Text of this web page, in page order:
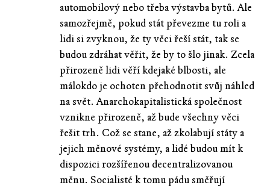
automobilový nebo třeba výstavba bytů. Ale
samozřejmě, pokud stát převezme tu roli a
lidi si zvyknou, že ty věci řeší stát, tak se
budou zdráhat věřit, že by to šlo jinak. Zcela
přirozeně lidi věří kdejaké blbosti, ale
málokdo je ochoten přehodnotit svůj náhled
na svět. Anarchokapitalistická společnost
vznikne přirozeně, až bude všechny věci
řešit trh. Což se stane, až zkolabují státy a
jejich měnové systémy, a lidé budou mít k
dispozici rozšířenou decentralizovanou
měnu. Socialisté k tomu pádu směřují